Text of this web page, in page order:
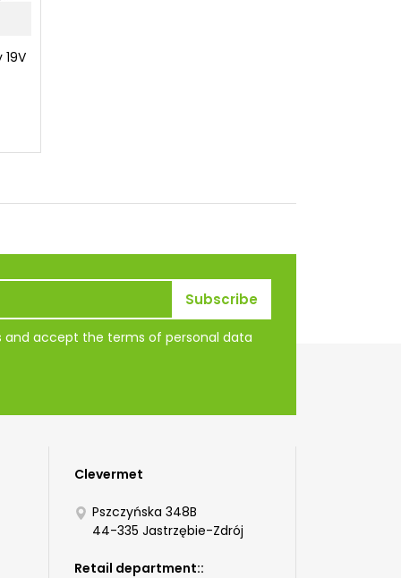
and accept the terms of personal data
Clevermet
Pszczyńska 348B
44-335 Jastrzębie-Zdrój
Retail department::